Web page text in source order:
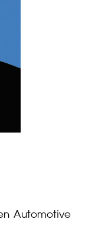
Automotive